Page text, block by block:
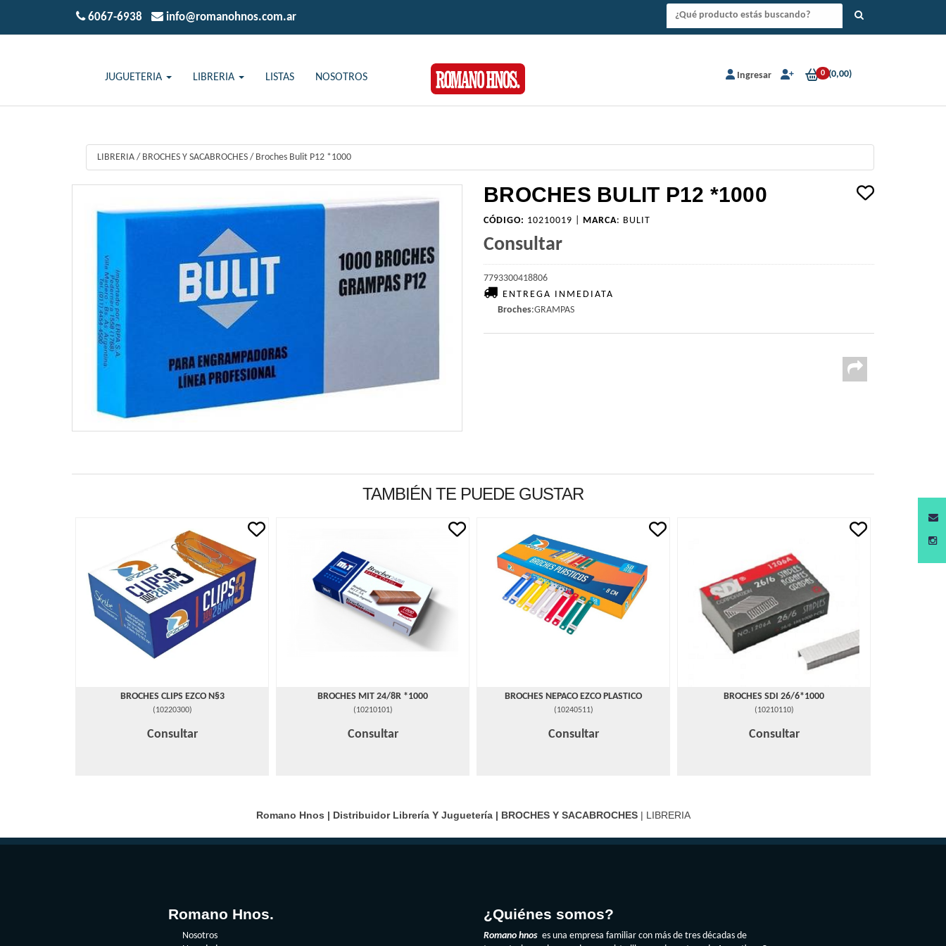
6067-6938 info@romanohnos.com.ar
Ingresar 0 (0,00)
JUGUETERIA LIBRERIA LISTAS NOSOTROS
LIBRERIA / BROCHES Y SACABROCHES / Broches Bulit P12 *1000
BROCHES BULIT P12 *1000
CÓDIGO: 10210019 | MARCA: BULIT
Consultar
7793300418806
ENTREGA INMEDIATA
Broches:GRAMPAS
TAMBIÉN TE PUEDE GUSTAR
BROCHES CLIPS EZCO N§3
(10220300)
Consultar
BROCHES MIT 24/8R *1000
(10210101)
Consultar
BROCHES NEPACO EZCO PLASTICO
(10240511)
Consultar
BROCHES SDI 26/6*1000
(10210110)
Consultar
Romano Hnos | Distribuidor Librería Y Juguetería | BROCHES Y SACABROCHES| LIBRERIA
Romano Hnos.
Nosotros
¿Quiénes somos?
Romano hnos es una empresa familiar con más de tres décadas de